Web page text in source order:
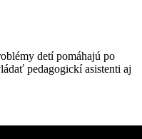
detí pomáhajú po
pedagogickí asistenti aj